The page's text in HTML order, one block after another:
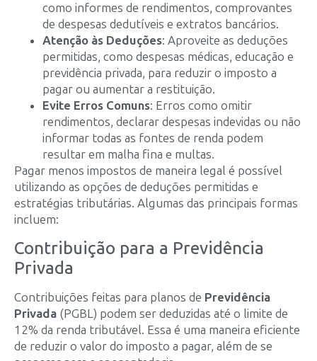
como informes de rendimentos, comprovantes
de despesas dedutíveis e extratos bancários.
Atenção às Deduções: Aproveite as deduções
permitidas, como despesas médicas, educação e
previdência privada, para reduzir o imposto a
pagar ou aumentar a restituição.
Evite Erros Comuns: Erros como omitir
rendimentos, declarar despesas indevidas ou não
informar todas as fontes de renda podem
resultar em malha fina e multas.
Pagar menos impostos de maneira legal é possível
utilizando as opções de deduções permitidas e
estratégias tributárias. Algumas das principais formas
incluem:
Contribuição para a Previdência
Privada
Contribuições feitas para planos de Previdência
Privada (PGBL) podem ser deduzidas até o limite de
12% da renda tributável. Essa é uma maneira eficiente
de reduzir o valor do imposto a pagar, além de se